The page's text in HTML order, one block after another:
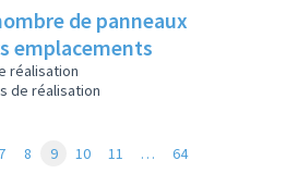
de panneaux
emplacements
réalisation
de réalisation
7 8 9 10 11 … 64